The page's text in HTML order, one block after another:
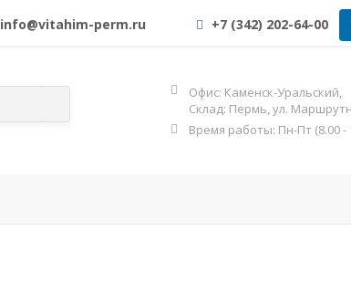
info@vitahim-perm.ru +7 (342) 202-64-00
Офис: Каменск-Уральский,
Склад: Пермь, ул.
Время работы: Пн-Пт (8.00 -